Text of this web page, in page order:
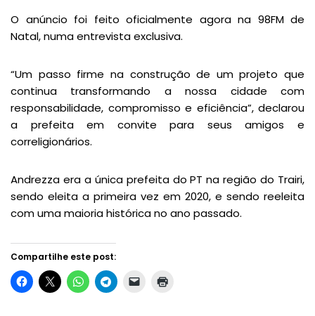
O anúncio foi feito oficialmente agora na 98FM de
Natal, numa entrevista exclusiva.
“Um passo firme na construção de um projeto que
continua transformando a nossa cidade com
responsabilidade, compromisso e eficiência”, declarou
a prefeita em convite para seus amigos e
correligionários.
Andrezza era a única prefeita do PT na região do Trairi,
sendo eleita a primeira vez em 2020, e sendo reeleita
com uma maioria histórica no ano passado.
Compartilhe este post: